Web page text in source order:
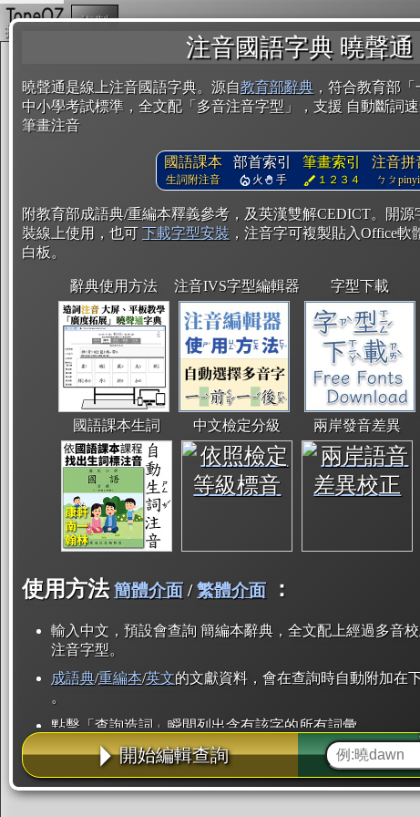
注音國語字典 曉聲通
曉聲通是線上注音國語字典。源自教育部辭典 ，符合教育部
中小學考試標準，全文配「多音注音字型」，支援 自動斷詞
筆畫注音
國語課本
生詞附注音
部首索引
火 手
筆畫索引
１２３４
注音拼
ㄅㄆ
附教育部成語典/重編本釋義參考，及英漢雙解CEDICT。開
裝線上使用，也可 下載字型安裝 ，注音字可複製貼入Office軟
白板。
辭典使用方法 注音IVS字型編輯器 字型下載
國語課本生詞 中文檢定分級 兩岸發音差異
使用方法 簡體介面/繁體介面 ：
輸入中文，預設會查詢 簡編本辭典，全文配上經過多音
注音字型。
成語典/重編本/英文的文獻資料，會在查詢時自動附加在
。
點擊「查詢造詞」瞬間列出含有該字的所有詞彙。
點「部首」瞬間列出所有「同部首字」。也支援查詢「
辭典解釋的全文都經過自動斷詞，點擊便可瞬間「連續
用手動重複輸入。
開始編輯查詢
複製